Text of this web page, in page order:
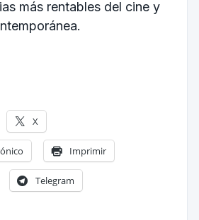
más rentables del cine y
X
Imprimir
Telegram